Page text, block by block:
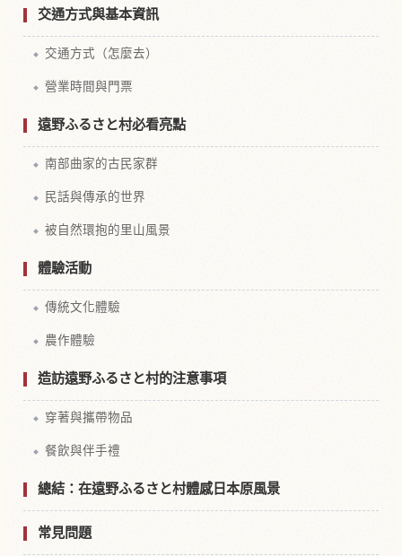
交通方式與基本資訊
交通方式（怎麼去）
營業時間與門票
遠野ふるさと村必看亮點
南部曲家的古民家群
民話與傳承的世界
被自然環抱的里山風景
體驗活動
傳統文化體驗
農作體驗
造訪遠野ふるさと村的注意事項
穿著與攜帶物品
餐飲與伴手禮
總結：在遠野ふるさと村體感日本原風景
常見問題